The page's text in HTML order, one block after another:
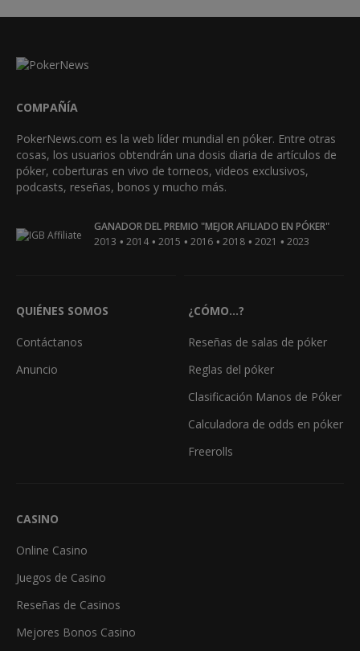
COMPAÑÍA
PokerNews.com es la web líder mundial en póker. Entre otras
cosas, los usuarios obtendrán una dosis diaria de artículos de
póker, coberturas en vivo de torneos, videos exclusivos,
podcasts, reseñas, bonos y mucho más.
GANADOR DEL PREMIO "MEJOR AFILIADO EN PÓKER"
2013 • 2014 • 2015 • 2016 • 2018 • 2021 • 2023
QUIÉNES SOMOS
Contáctanos
Anuncio
¿CÓMO...?
Reseñas de salas de póker
Reglas del póker
Clasificación Manos de Póker
Calculadora de odds en póker
Freerolls
CASINO
Online Casino
Juegos de Casino
Reseñas de Casinos
Mejores Bonos Casino